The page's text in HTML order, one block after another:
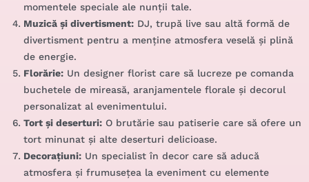
momentele speciale ale nunții tale.
Muzică și divertisment: DJ, trupă live sau altă formă de
divertisment pentru a menține atmosfera veselă și plină
de energie.
Florărie: Un designer florist care să lucreze pe comanda
buchetele de mireasă, aranjamentele florale și decorul
personalizat al evenimentului.
Tort și deserturi: O brutărie sau patiserie care să ofere un
tort minunat și alte deserturi delicioase.
Decorațiuni: Un specialist în decor care să aducă
atmosfera și frumusețea la eveniment cu elemente